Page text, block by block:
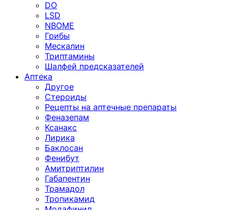
DO
LSD
NBOME
Грибы
Мескалин
Триптамины
Шалфей предсказателей
Аптека
Другое
Стероиды
Рецепты на аптечные препараты
Феназепам
Ксанакс
Лирика
Баклосан
Фенибут
Амитриптилин
Габапентин
Трамадол
Тропикамид